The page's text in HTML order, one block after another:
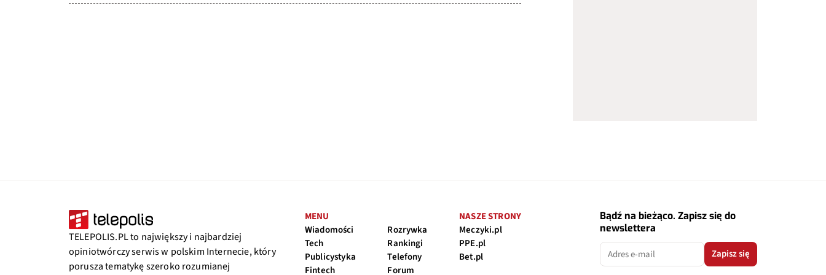
TELEPOLIS.PL to największy i najbardziej
opiniotwórczy serwis w polskim Internecie, który
porusza tematykę szeroko rozumianej
MENU
Wiadomości
Tech
Publicystyka
Fintech
Rozrywka
Rankingi
Telefony
Forum
NASZE STRONY
Meczyki.pl
PPE.pl
Bet.pl
Bądź na bieżąco. Zapisz się do
newslettera
Zapisz się